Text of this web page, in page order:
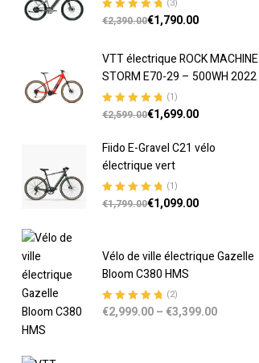
Note5.00sur
€2,390.00€1,790.00
VTT électrique ROCK MACHINE
STORM E70-29 – 500WH 2022
Note5.00sur
(1)
€2,599.00€1,699.00
Fiido E-Gravel C21 vélo
électrique vert
Note5.00sur
(1)
€1,799.00€1,099.00
Vélo de ville électrique Gazelle
Bloom C380 HMS
Note5.00 sur
(2)
€2,999.00– €3,399.00